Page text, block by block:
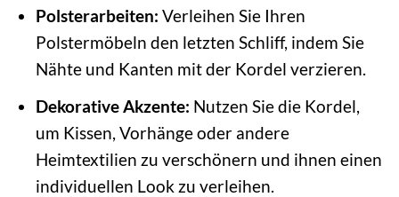
Polsterarbeiten: Verleihen Sie Ihren
Polstermöbeln den letzten Schliff, indem Sie
Nähte und Kanten mit der Kordel verzieren.
Dekorative Akzente: Nutzen Sie die Kordel,
um Kissen, Vorhänge oder andere
Heimtextilien zu verschönern und ihnen einen
individuellen Look zu verleihen.